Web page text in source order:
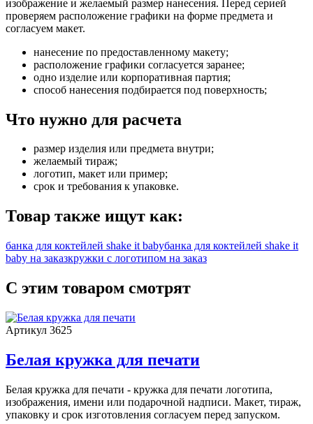
изображение и желаемый размер нанесения. Перед серией
проверяем расположение графики на форме предмета и
согласуем макет.
нанесение по предоставленному макету;
расположение графики согласуется заранее;
одно изделие или корпоративная партия;
способ нанесения подбирается под поверхность;
Что нужно для расчета
размер изделия или предмета внутри;
желаемый тираж;
логотип, макет или пример;
срок и требования к упаковке.
Товар также ищут как:
банка для коктейлей shake it babyбанка для коктейлей shake it
baby на заказкружки с логотипом на заказ
С этим товаром смотрят
Артикул 3625
Белая кружка для печати
Белая кружка для печати - кружка для печати логотипа,
изображения, имени или подарочной надписи. Макет, тираж,
упаковку и срок изготовления согласуем перед запуском.